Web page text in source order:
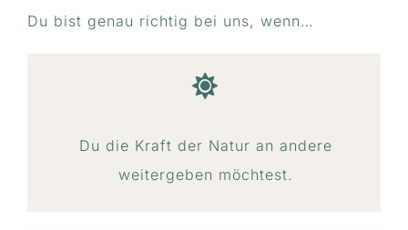
Du bist genau richtig bei uns, wenn…
Du die Kraft der Natur an andere
weitergeben möchtest.